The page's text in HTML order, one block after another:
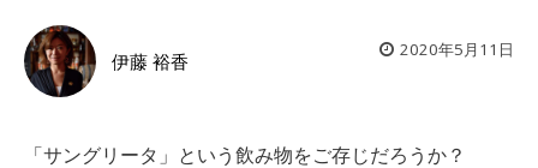
伊藤 裕香 2020年5月11日
「サングリータ」という飲み物をご存じだろうか？